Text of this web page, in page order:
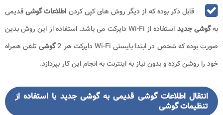
قابل ذکر بوده که از دیگر روش های کپی کردن اطلاعات گوشیقدیمی
بهگوشی جدید
استفاده از Wi-Fi دایرکت می باشد. استفاده از این روش بدین
صورت بوده که شخص در ابتدا بایستی Wi-Fi دایرکت هر 2
گوشی تلفن همراه
خود را روشن کرده و بدون نیاز به اینترنت به انجام این کار بپردازد.
انتقال اطلاعات گوشی قدیمی به گوشی جدید با استفاده از
تنظیمات گوشی